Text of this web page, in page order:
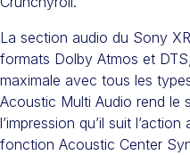
La section audio du Sony
formats Dolby Atmos et
maximale avec tous les
Acoustic Multi Audio rend le
l’impression qu’il suit
fonction Acoustic Center